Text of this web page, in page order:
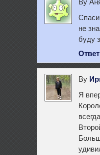
By
не
буду
By
Я